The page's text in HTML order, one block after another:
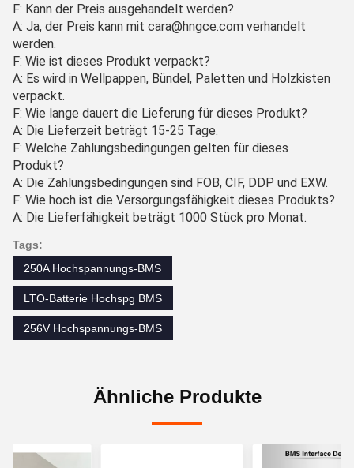
F: Kann der Preis ausgehandelt werden?
A: Ja, der Preis kann mit cara@hngce.com verhandelt
werden.
F: Wie ist dieses Produkt verpackt?
A: Es wird in Wellpappen, Bündel, Paletten und Holzkisten
verpackt.
F: Wie lange dauert die Lieferung für dieses Produkt?
A: Die Lieferzeit beträgt 15-25 Tage.
F: Welche Zahlungsbedingungen gelten für dieses
Produkt?
A: Die Zahlungsbedingungen sind FOB, CIF, DDP und EXW.
F: Wie hoch ist die Versorgungsfähigkeit dieses Produkts?
A: Die Lieferfähigkeit beträgt 1000 Stück pro Monat.
Tags:
250A Hochspannungs-BMS
LTO-Batterie Hochspg BMS
256V Hochspannungs-BMS
Ähnliche Produkte